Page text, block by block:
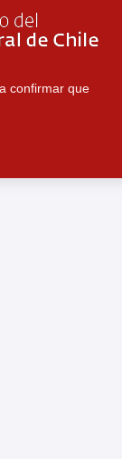
confirmar que